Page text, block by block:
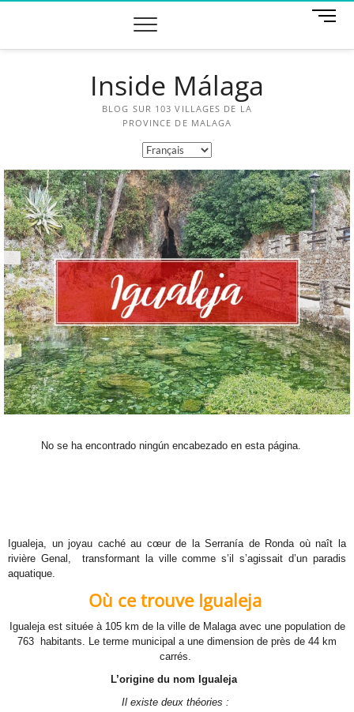
M
Inside Málaga
BLOG SUR 103 VILLAGES DE LA
PROVINCE DE MALAGA
No se ha encontrado ningún encabezado en esta página.
Igualeja, un joyau caché au cœur de la Serranía de Ronda où naît la
rivière Genal, transformant la ville comme s’il s’agissait d’un paradis
aquatique.
Où ce trouve Igualeja
Igualeja est située à 105 km de la ville de Malaga avec une population de
763 habitants. Le terme municipal a une dimension de près de 44 km
carrés.
L’origine du nom Igualeja
Il existe deux théories :